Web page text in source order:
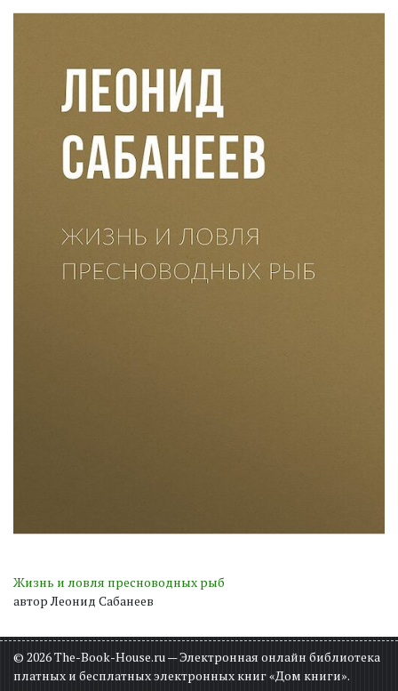
Жизнь и ловля пресноводных рыб
автор Леонид Сабанеев
© 2026 The-Book-House.ru — Электронная онлайн библиотека
платных и бесплатных электронных книг «Дом книги».